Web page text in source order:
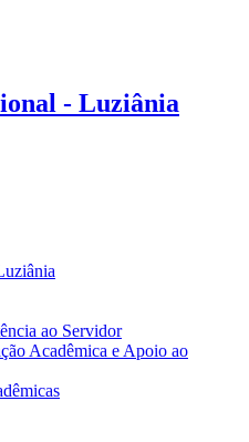
- Luziânia
ao Servidor
Acadêmica e Apoio ao